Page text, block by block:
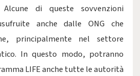
di queste sovvenzioni
anche dalle ONG che
principalmente nel settore
In questo modo, potranno
LIFE anche tutte le autorità